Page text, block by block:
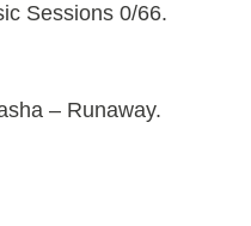
Sessions 0/66.
– Runaway.